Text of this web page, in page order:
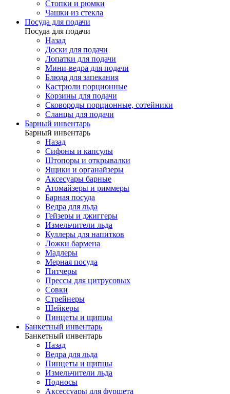
Стопки и рюмки
Чашки из стекла
Посуда для подачи
Посуда для подачи
Назад
Доски для подачи
Лопатки для подачи
Мини-ведра для подачи
Блюда для запекания
Кастрюли порционные
Корзины для подачи
Сковороды порционные, сотейники
Сланцы для подачи
Барный инвентарь
Барный инвентарь
Назад
Сифоны и капсулы
Штопоры и открывалки
Ящики и органайзеры
Аксесуары барные
Атомайзеры и риммеры
Барная посуда
Ведра для льда
Гейзеры и джиггеры
Измельчители льда
Куллеры для напитков
Ложки бармена
Мадлеры
Мерная посуда
Питчеры
Прессы для цитрусовых
Совки
Стрейнеры
Шейкеры
Пинцеты и щипцы
Банкетный инвентарь
Банкетный инвентарь
Назад
Ведра для льда
Пинцеты и щипцы
Измельчители льда
Подносы
Аксессуары для фуршета